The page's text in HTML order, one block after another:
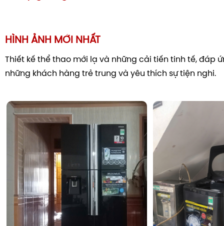
Giặt nước nóng StainMaster+ đánh bay vết
Công nghệ giặt nước nóng StainMaster+là trợ thủ đắc
lý các vết bẩn khó ưa như bùn đất, nước sốt hay vết
HÌNH ẢNH MỚI NHẤT
Thiết kế thể thao mới lạ và những cải tiến tinh tế, đáp
những khách hàng trẻ trung và yêu thích sự tiện nghi.